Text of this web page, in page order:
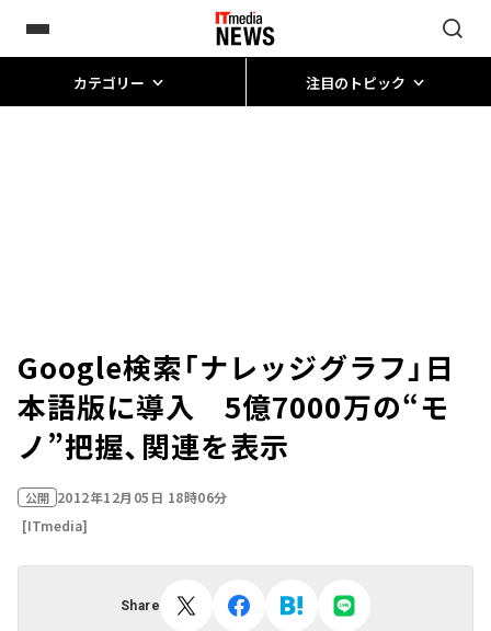
カテゴリー 注目のトピック
Google検索「ナレッジグラフ」日
本語版に導入 5億7000万の“モ
ノ”把握、関連を表示
公開 2012年12月05日 18時06分
[ITmedia]
Share